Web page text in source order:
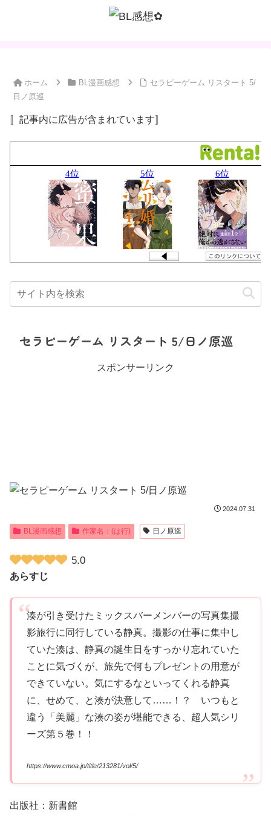
ホーム BL漫画感想
セラピーゲーム リスタート 5/
日ノ原巡
〚記事内に広告が含まれています〛
セラピーゲーム リスタート 5/日ノ原巡
スポンサーリンク
2024.07.31
BL漫画感想 作家名：(は行) 日ノ原巡
5.0
あらすじ
湊が引き受けたミックスバーメンバーの写真集撮
影旅行に同行している静真。撮影の仕事に集中し
ていた湊は、静真の誕生日をすっかり忘れていた
ことに気づくが、旅先で何もプレゼントの用意が
できていない。気にするなといってくれる静真
に、せめて、と湊が決意して……！？ いつもと
違う「美麗」な湊の姿が堪能できる、超人気シリ
ーズ第５巻！！
https://www.cmoa.jp/title/213281/vol/5/
出版社：新書館